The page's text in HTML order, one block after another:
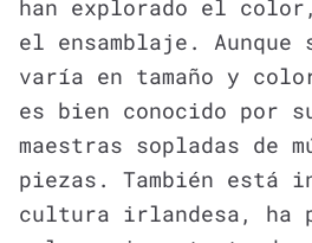
han explorado el
el ensamblaje. Aunque
varía en tamaño y
es bien conocido por
maestras sopladas de
piezas. También está
cultura irlandesa, ha